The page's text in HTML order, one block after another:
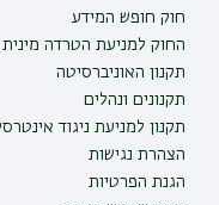
חוק חופש המידע
החוק למניעת הטרדה מינית
תקנון האוניברסיטה
תקנונים ונהלים
תקנון למניעת ניגוד
הצהרת נגישות
הגנת הפרטיות